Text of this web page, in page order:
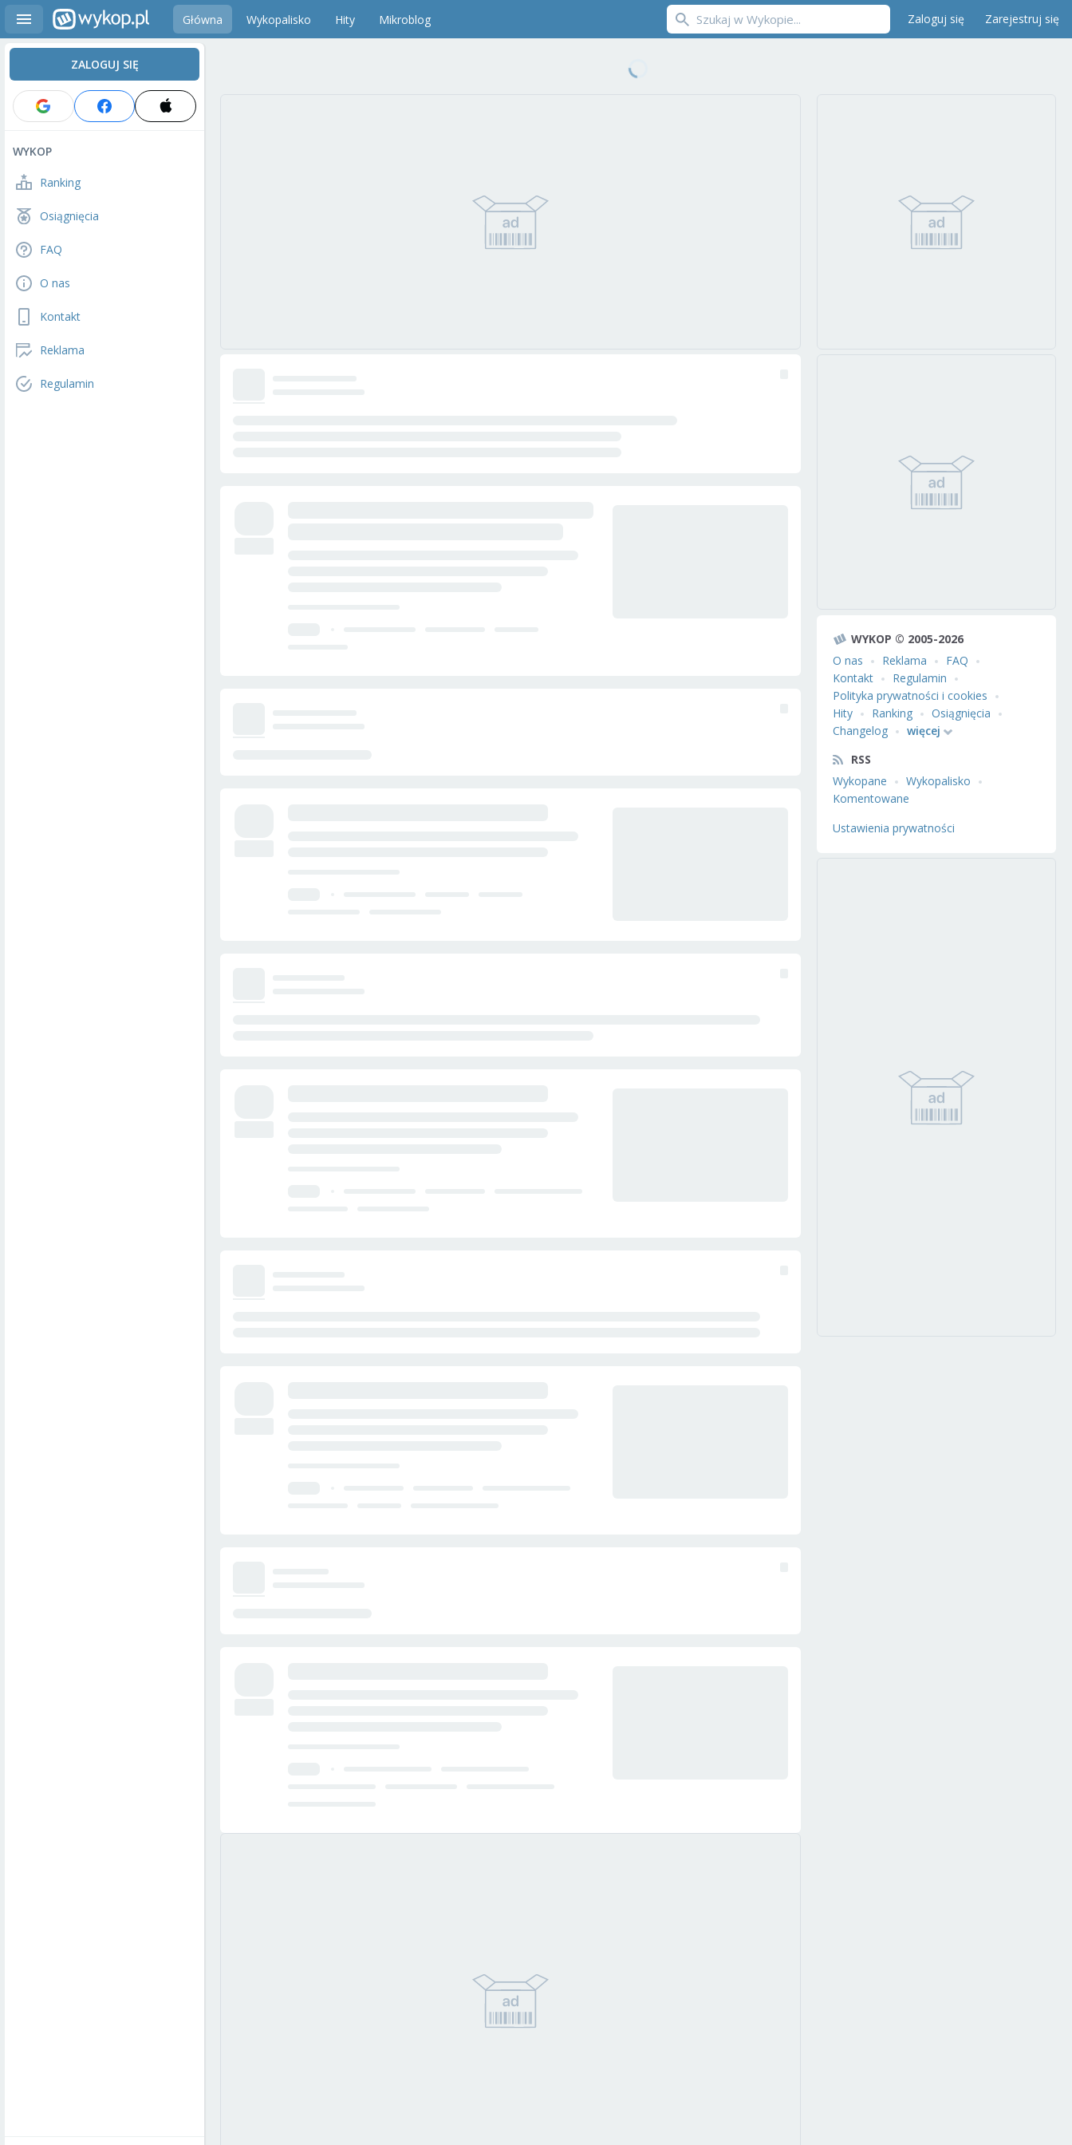
Główna Wykopalisko Hity Mikroblog Zaloguj się Zarejestruj się
ZALOGUJ SIĘ
WYKOP
Ranking
Osiągnięcia
FAQ
O nas
Kontakt
Reklama
Regulamin
WYKOP © 2005-2026
O nas
Reklama
FAQ
Kontakt
Regulamin
Polityka prywatności i cookies
Hity
Ranking
Osiągnięcia
Changelog
więcej
RSS
Wykopane
Wykopalisko
Komentowane
Ustawienia prywatności